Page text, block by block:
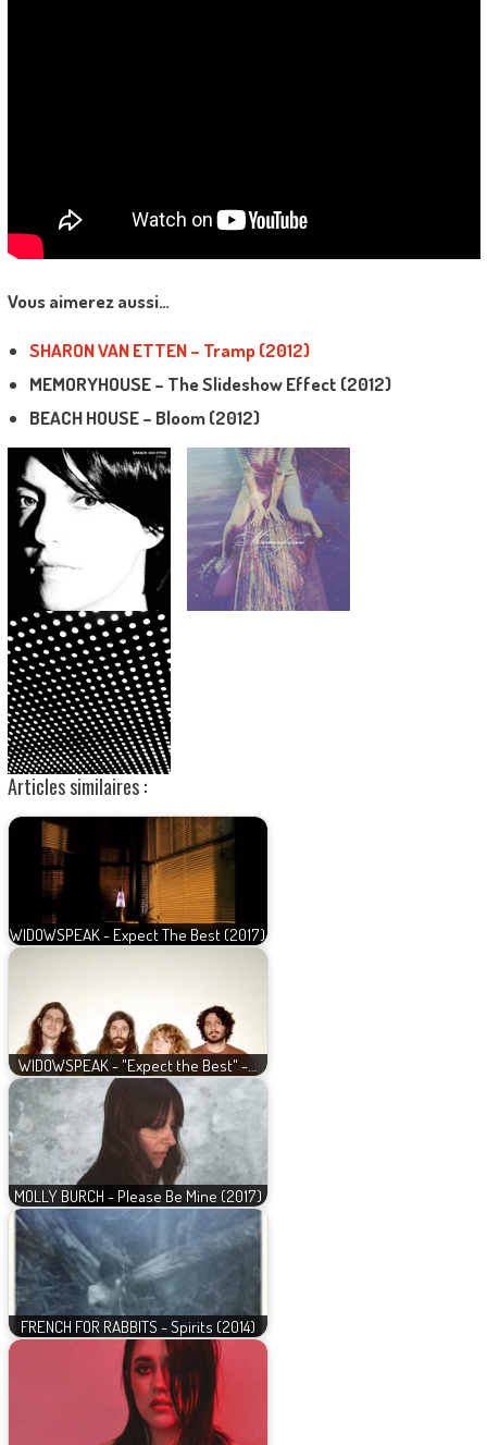
Vous aimerez aussi…
SHARON VAN ETTEN – Tramp (2012)
MEMORYHOUSE – The Slideshow Effect (2012)
BEACH HOUSE – Bloom (2012)
Articles similaires :
WIDOWSPEAK - Expect The Best (2017)
WIDOWSPEAK - "Expect the Best" -…
MOLLY BURCH - Please Be Mine (2017)
FRENCH FOR RABBITS - Spirits (2014)